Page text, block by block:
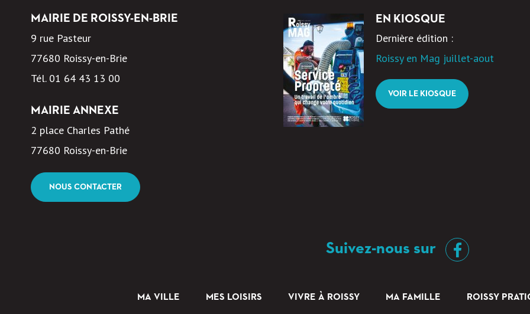
MAIRIE DE ROISSY-EN-BRIE
9 rue Pasteur
77680 Roissy-en-Brie
Tél. 01 64 43 13 00
MAIRIE ANNEXE
2 place Charles Pathé
77680 Roissy-en-Brie
NOUS CONTACTER
EN KIOSQUE
Dernière édition :
Roissy en Mag juillet-aout
VOIR LE KIOSQUE
Suivez-nous sur
MA VILLE MES LOISIRS VIVRE À ROISSY MA FAMILLE ROISSY